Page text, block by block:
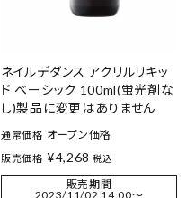
ネイルデダンス アクリルリキッ
ド ベーシック 100ml(蛍光剤な
し)製品に変更はありません
通常価格 オープン価格
販売価格 ¥4,268 税込
販売期間
2023/11/02 14:00〜